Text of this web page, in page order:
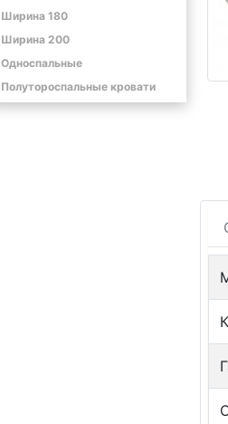
Ширина 180
Ширина 200
Односпальные
Полутороспальные кровати